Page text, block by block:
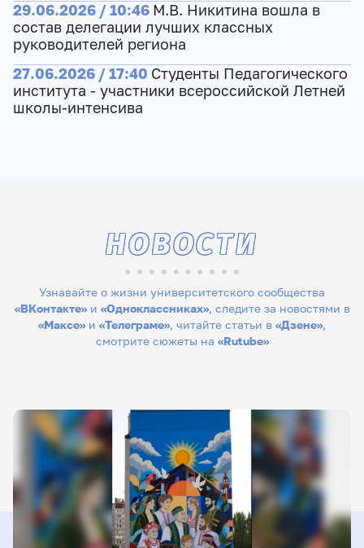
29.06.2026 / 10:46 М.В. Никитина вошла в
состав делегации лучших классных
руководителей региона
27.06.2026 / 17:40 Студенты Педагогического
института - участники всероссийской Летней
школы-интенсива
Узнавайте о жизни университетского сообщества
«ВКонтакте»и «Одноклассниках», следите за новостями в
«Максе» и «Телеграме», читайте статьи в «Дзене»,
смотрите сюжеты на «Rutube»
НОВОСТИ